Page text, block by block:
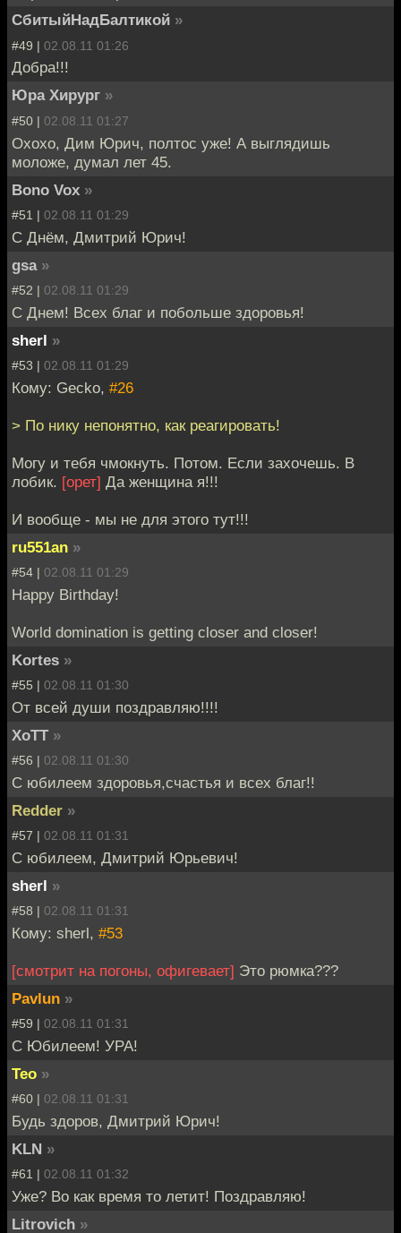
СбитыйНадБалтикой »
#49 | 02.08.11 01:26
Добра!!!
Юра Хирург »
#50 | 02.08.11 01:27
Охохо, Дим Юрич, полтос уже! А выглядишь
моложе, думал лет 45.
Bono Vox »
#51 | 02.08.11 01:29
С Днём, Дмитрий Юрич!
gsa »
#52 | 02.08.11 01:29
С Днем! Всех благ и побольше здоровья!
sherl »
#53 | 02.08.11 01:29
Кому: Gecko, #26
> По нику непонятно, как реагировать!
Могу и тебя чмокнуть. Потом. Если захочешь. В
лобик. [орет] Да женщина я!!!
И вообще - мы не для этого тут!!!
ru551an »
#54 | 02.08.11 01:29
Happy Birthday!
World domination is getting closer and closer!
Kortes »
#55 | 02.08.11 01:30
От всей души поздравляю!!!!
XoTT »
#56 | 02.08.11 01:30
C юбилеем здоровья,счастья и всех благ!!
Redder »
#57 | 02.08.11 01:31
C юбилеем, Дмитрий Юрьевич!
sherl »
#58 | 02.08.11 01:31
Кому: sherl, #53
[смотрит на погоны, офигевает] Это рюмка???
Pavlun »
#59 | 02.08.11 01:31
С Юбилеем! УРА!
Teo »
#60 | 02.08.11 01:31
Будь здоров, Дмитрий Юрич!
KLN »
#61 | 02.08.11 01:32
Уже? Во как время то летит! Поздравляю!
Litrovich »